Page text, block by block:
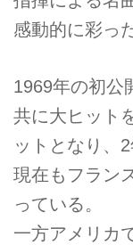
感動的に彩っ
1969年の初公
共に大ヒット
ットとなり、
現在もフラン
っている。
一方アメリカ